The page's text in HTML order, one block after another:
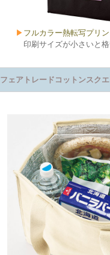
▶ フルカラー熱転写プリン
印刷サイズが小さいと
フェアトレードコットンスク